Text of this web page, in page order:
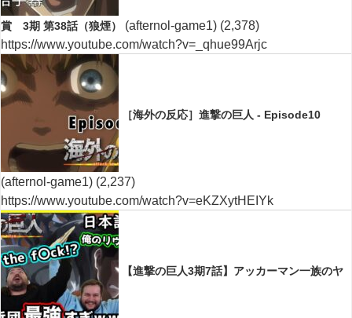
賞 3期 第38話（狼煙） (afternol-game1) (2,378)
https://www.youtube.com/watch?v=_qhue99Arjc
［海外の反応］進撃の巨人 - Episode10
(afternol-game1) (2,237)
https://www.youtube.com/watch?v=eKZXytHEIYk
【進撃の巨人3期7話】アッカーマン一族のヤ